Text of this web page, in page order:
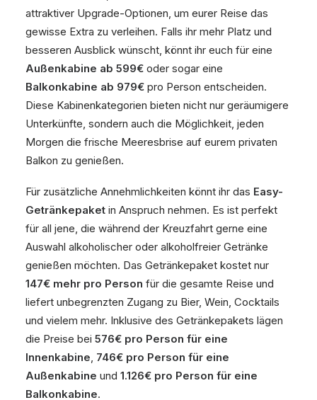
attraktiver Upgrade-Optionen, um eurer Reise das
gewisse Extra zu verleihen. Falls ihr mehr Platz und
besseren Ausblick wünscht, könnt ihr euch für eine
Außenkabine ab 599€ oder sogar eine
Balkonkabine ab 979€ pro Person entscheiden.
Diese Kabinenkategorien bieten nicht nur geräumigere
Unterkünfte, sondern auch die Möglichkeit, jeden
Morgen die frische Meeresbrise auf eurem privaten
Balkon zu genießen.
Für zusätzliche Annehmlichkeiten könnt ihr das Easy-
Getränkepaket in Anspruch nehmen. Es ist perfekt
für all jene, die während der Kreuzfahrt gerne eine
Auswahl alkoholischer oder alkoholfreier Getränke
genießen möchten. Das Getränkepaket kostet nur
147€ mehr pro Person für die gesamte Reise und
liefert unbegrenzten Zugang zu Bier, Wein, Cocktails
und vielem mehr. Inklusive des Getränkepakets lägen
die Preise bei 576€ pro Person für eine
Innenkabine, 746€ pro Person für eine
Außenkabine und 1.126€ pro Person für eine
Balkonkabine.